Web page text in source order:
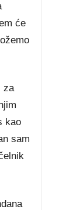
će
za
kao
sam